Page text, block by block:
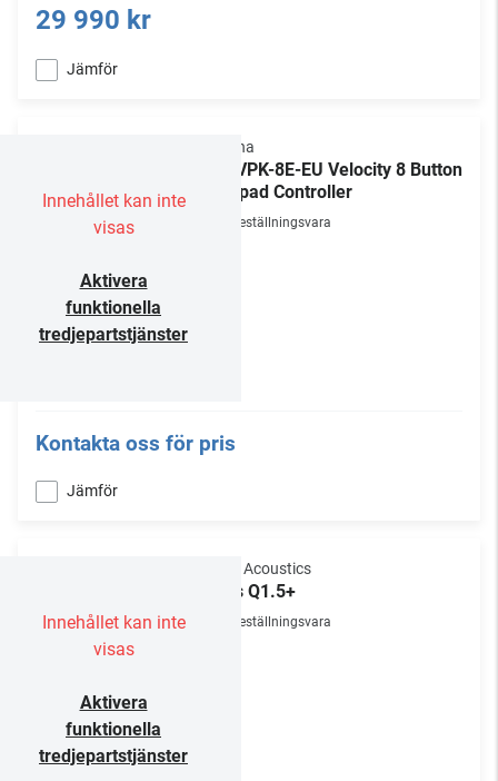
29 990 kr
Jämför
Innehållet kan inte
visas
Aktivera
funktionella
tredjepartstjänster
Atlona
AT-VPK-8E-EU Velocity 8 Button
Keypad Controller
Beställningsvara
Kontakta oss för pris
Jämför
Innehållet kan inte
visas
Aktivera
funktionella
tredjepartstjänster
Void Acoustics
Bias Q1.5+
Beställningsvara